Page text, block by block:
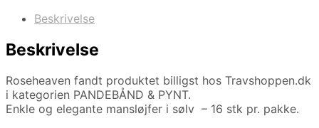
Beskrivelse
Beskrivelse
Roseheaven fandt produktet billigst hos Travshoppen.dk
i kategorien PANDEBÅND & PYNT.
Enkle og elegante mansløjfer i sølv – 16 stk pr. pakke.